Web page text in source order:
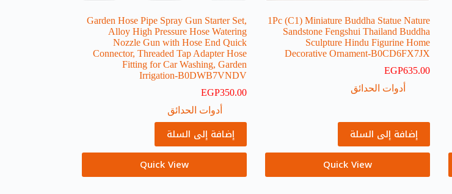
1Pc (C1) Miniature Buddha Statue Nature
Sandstone Fengshui Thailand Buddha
Sculpture Hindu Figurine Home
Decorative Ornament-B0CD6FX7JX
EGP635.00
أدوات الحدائق
إضافة إلى السلة
Quick View
Garden Hose Pipe Spray Gun Starter Set,
Alloy High Pressure Hose Watering
Nozzle Gun with Hose End Quick
Connector, Threaded Tap Adapter Hose
Fitting for Car Washing, Garden
Irrigation-B0DWB7VNDV
EGP350.00
أدوات الحدائق
إضافة إلى السلة
Quick View